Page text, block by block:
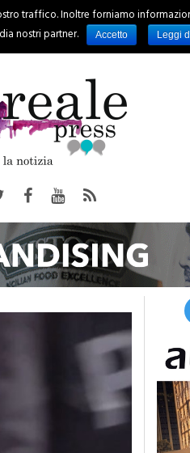
EVENTI RUBRICHE SPORT
traffico. Inoltre forniamo
nostri partner.
Accetto Leggi